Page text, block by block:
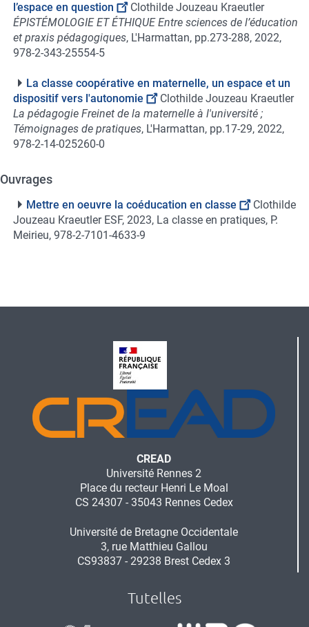
l’espace en question
Clothilde Jouzeau Kraeutler
ÉPISTÉMOLOGIE ET ÉTHIQUE Entre sciences de l’éducation
et praxis pédagogiques, L'Harmattan, pp.273-288, 2022,
978-2-343-25554-5
La classe coopérative en maternelle, un espace et un
dispositif vers l'autonomie
Clothilde Jouzeau Kraeutler
La pédagogie Freinet de la maternelle à l'université ;
Témoignages de pratiques, L'Harmattan, pp.17-29, 2022,
978-2-14-025260-0
Ouvrages
Mettre en oeuvre la coéducation en classe
Clothilde
Jouzeau Kraeutler ESF, 2023, La classe en pratiques, P.
Meirieu, 978-2-7101-4633-9
CREAD
Université Rennes 2
Place du recteur Henri Le Moal
CS 24307 - 35043 Rennes Cedex
Université de Bretagne Occidentale
3, rue Matthieu Gallou
CS93837 - 29238 Brest Cedex 3
Tutelles